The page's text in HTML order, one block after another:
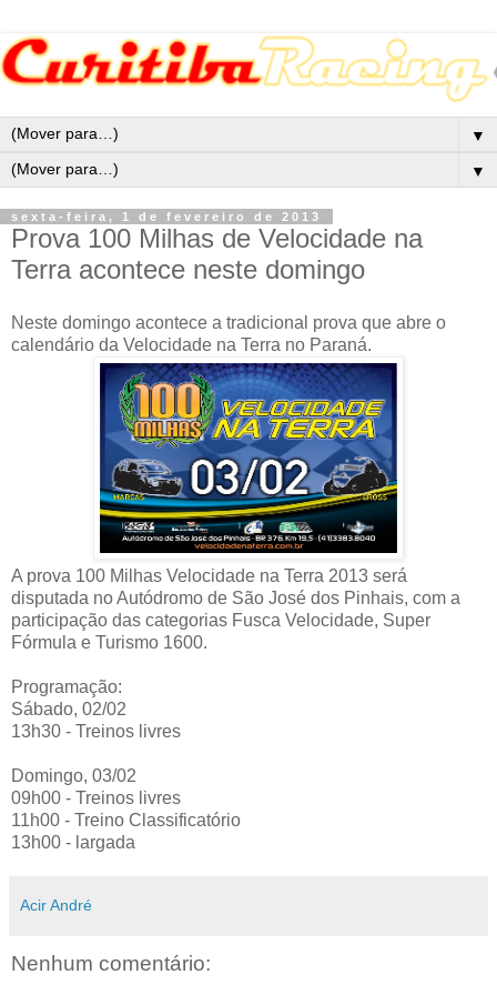
▼
▼
sexta-feira, 1 de fevereiro de 2013
Prova 100 Milhas de Velocidade na
Terra acontece neste domingo
Neste domingo acontece a tradicional prova que abre o
calendário da Velocidade na Terra no Paraná.
A prova 100 Milhas Velocidade na Terra 2013 será
disputada no Autódromo de São José dos Pinhais, com a
participação das categorias Fusca Velocidade, Super
Fórmula e Turismo 1600.
Programação:
Sábado, 02/02
13h30 - Treinos livres
Domingo, 03/02
09h00 - Treinos livres
11h00 - Treino Classificatório
13h00 - largada
Acir André
Nenhum comentário: